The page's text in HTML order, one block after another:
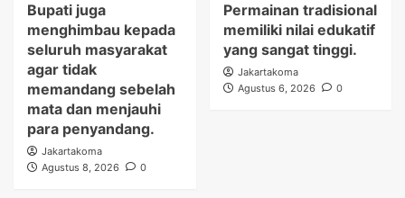
Bupati juga
menghimbau kepada
seluruh masyarakat
agar tidak
memandang sebelah
mata dan menjauhi
para penyandang.
Jakartakoma
Agustus 8, 2026
0
Permainan tradisional
memiliki nilai edukatif
yang sangat tinggi.
Jakartakoma
Agustus 6, 2026
0